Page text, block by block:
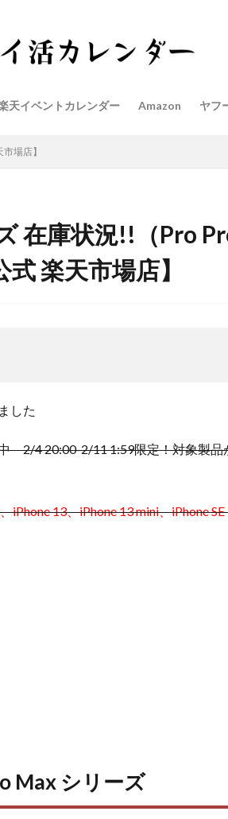
天イベントカレンダー Amazon ヤフ
場店】
在庫状況!!（Pro
楽天市場店】
した
2/4 20:00-2/11 1:59限定！対象製品
iPhone 13、iPhone 13 mini、iPhone
Max シリーズ